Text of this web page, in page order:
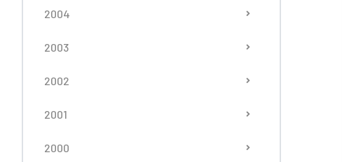
2004
2003
2002
2001
2000